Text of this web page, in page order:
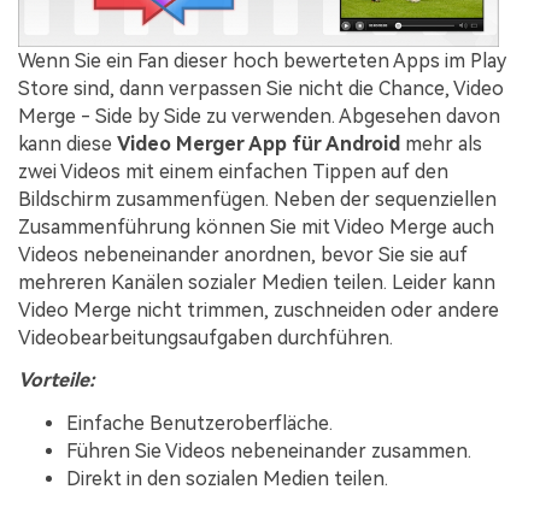
Wenn Sie ein Fan dieser hoch bewerteten Apps im Play
Store sind, dann verpassen Sie nicht die Chance, Video
Merge - Side by Side zu verwenden. Abgesehen davon
kann diese Video Merger App für Android mehr als
zwei Videos mit einem einfachen Tippen auf den
Bildschirm zusammenfügen. Neben der sequenziellen
Zusammenführung können Sie mit Video Merge auch
Videos nebeneinander anordnen, bevor Sie sie auf
mehreren Kanälen sozialer Medien teilen. Leider kann
Video Merge nicht trimmen, zuschneiden oder andere
Videobearbeitungsaufgaben durchführen.
Vorteile:
Einfache Benutzeroberfläche.
Führen Sie Videos nebeneinander zusammen.
Direkt in den sozialen Medien teilen.